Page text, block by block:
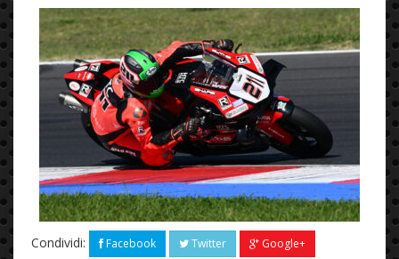
Condividi: Facebook Twitter Google+